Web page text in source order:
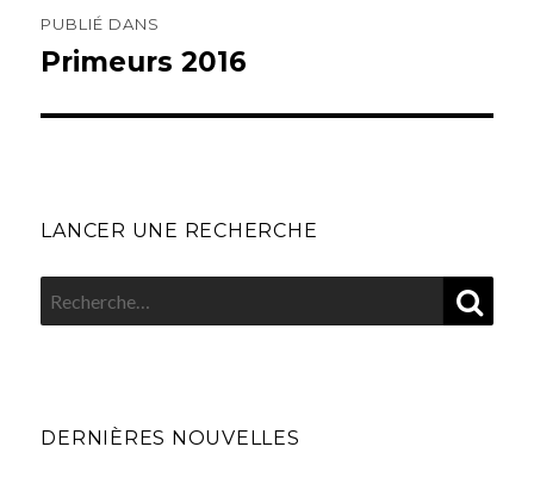
de
l’article
PUBLIÉ DANS
Primeurs 2016
LANCER UNE RECHERCHE
pour
DERNIÈRES NOUVELLES